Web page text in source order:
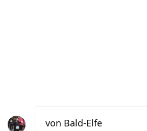
von Bald-Elfe